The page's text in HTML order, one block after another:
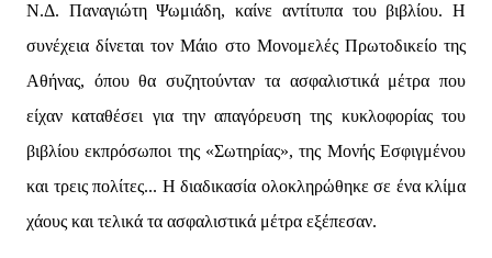
Ν.Δ. Παναγιώτη Ψωμιάδη, καίνε αντίτυπα του βιβλίου. Η
συνέχεια δίνεται τον Μάιο στο Μονομελές Πρωτοδικείο της
Αθήνας, όπου θα συζητούνταν τα ασφαλιστικά μέτρα που
είχαν καταθέσει για την απαγόρευση της κυκλοφορίας του
βιβλίου εκπρόσωποι της «Σωτηρίας», της Μονής Εσφιγμένου
και τρεις πολίτες... Η διαδικασία ολοκληρώθηκε σε ένα κλίμα
χάους και τελικά τα ασφαλιστικά μέτρα εξέπεσαν.